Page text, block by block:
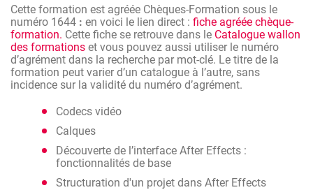
Cette formation est agréée Chèques-Formation sous le
numéro 1644 : en voici le lien direct : fiche agréée chèque-
formation. Cette fiche se retrouve dans le Catalogue wallon
des formations et vous pouvez aussi utiliser le numéro
d’agrément dans la recherche par mot-clé. Le titre de la
formation peut varier d’un catalogue à l’autre, sans
incidence sur la validité du numéro d’agrément.
Codecs vidéo
Calques
Découverte de l’interface After Effects :
fonctionnalités de base
Structuration d'un projet dans After Effects